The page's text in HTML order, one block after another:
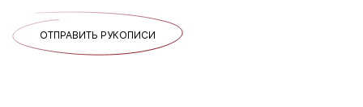
ОТПРАВИТЬ РУКОПИСИ